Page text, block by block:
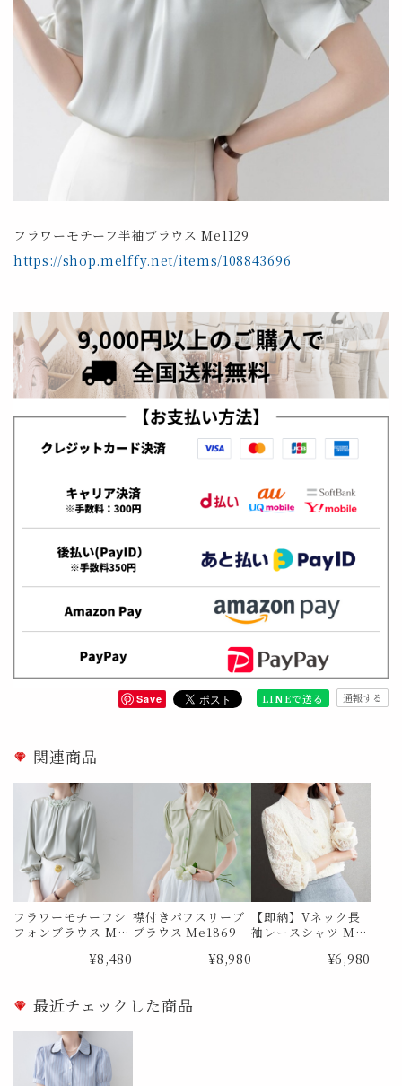
フラワーモチーフ半袖ブラウス Me1129
https://shop.melffy.net/items/108843696
Save LINEで送る 通報する
関連商品
フラワーモチーフシ
フォンブラウス Me
¥8,480
襟付きパフスリーブ
ブラウス Me1869
¥8,980
【即納】Vネック長
袖レースシャツ Me
¥6,980
最近チェックした商品